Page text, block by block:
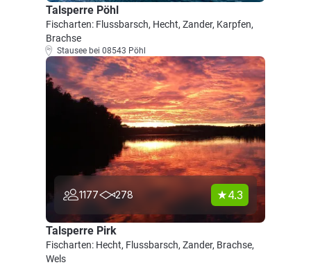
Talsperre Pöhl
Fischarten: Flussbarsch, Hecht, Zander, Karpfen,
Brachse
Stausee bei 08543 Pöhl
1177 278 4.3
Talsperre Pirk
Fischarten: Hecht, Flussbarsch, Zander, Brachse,
Wels